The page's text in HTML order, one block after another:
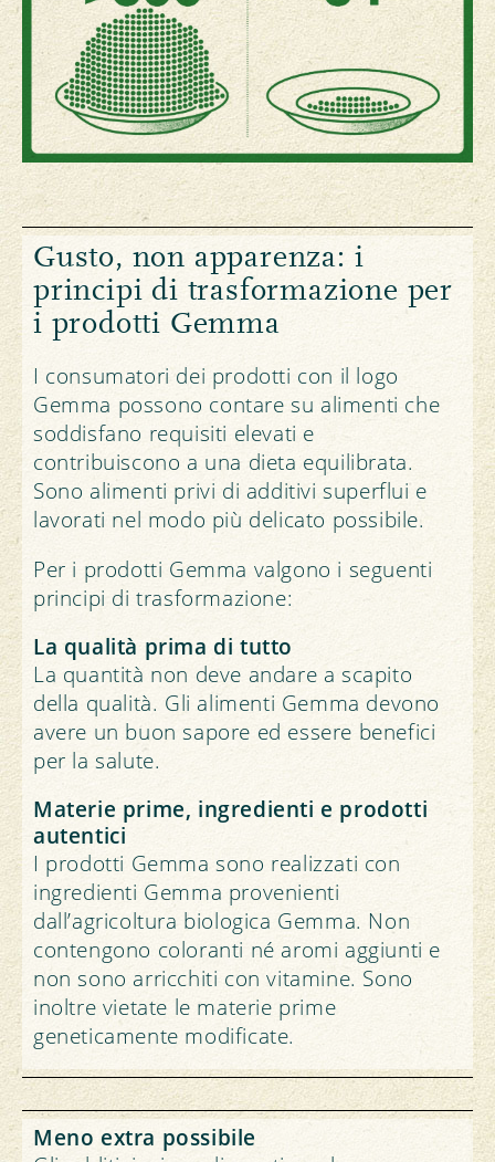
Gusto, non apparenza: i
principi di trasformazione per
i prodotti Gemma
I consumatori dei prodotti con il logo
Gemma possono contare su alimenti che
soddisfano requisiti elevati e
contribuiscono a una dieta equilibrata.
Sono alimenti privi di additivi superflui e
lavorati nel modo più delicato possibile.
Per i prodotti Gemma valgono i seguenti
principi di trasformazione:
La qualità prima di tutto
La quantità non deve andare a scapito
della qualità. Gli alimenti Gemma devono
avere un buon sapore ed essere benefici
per la salute.
Materie prime, ingredienti e prodotti
autentici
I prodotti Gemma sono realizzati con
ingredienti Gemma provenienti
dall’agricoltura biologica Gemma. Non
contengono coloranti né aromi aggiunti e
non sono arricchiti con vitamine. Sono
inoltre vietate le materie prime
geneticamente modificate.
Meno extra possibile